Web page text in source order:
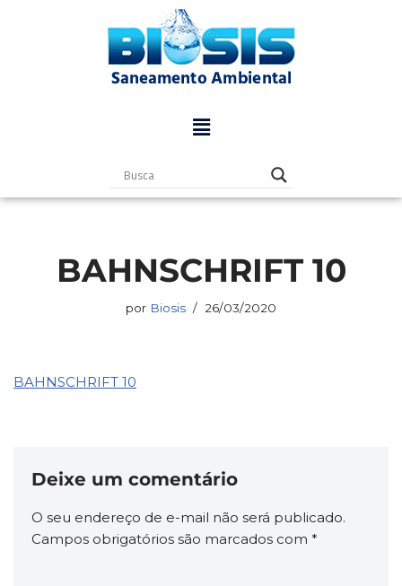
BAHNSCHRIFT 10
por Biosis 26/03/2020
BAHNSCHRIFT 10
Deixe um comentário
O seu endereço de e-mail não será publicado.
Campos obrigatórios são marcados com *